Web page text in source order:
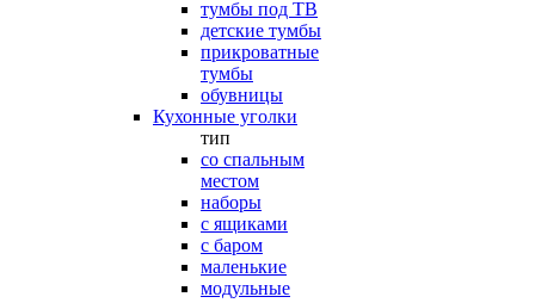
тумбы под ТВ
детские тумбы
прикроватные
тумбы
обувницы
Кухонные уголки
тип
со спальным
местом
наборы
с ящиками
с баром
маленькие
модульные